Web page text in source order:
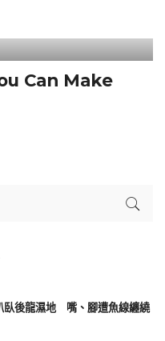
Can Make
臥後龍濕地 嘴、腳遭魚線纏繞